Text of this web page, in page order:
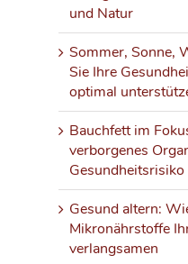
und Natur
Sommer, Sonne,
Sie Ihre
optimal
Bauchfett im
verborgenes
Gesundheitsrisiko
Gesund altern:
Mikronährstoffe
verlangsamen